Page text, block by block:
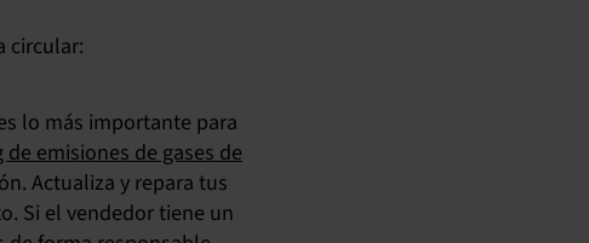
circular:
lo más importante para
de emisiones de gases de
Actualiza y repara tus
Si el vendedor tiene un